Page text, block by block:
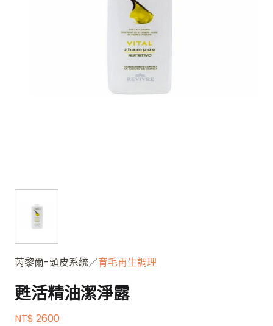
芮黎爾-頭皮系統／育毛再生調理
甦活精油潔淨露
NT$ 2600